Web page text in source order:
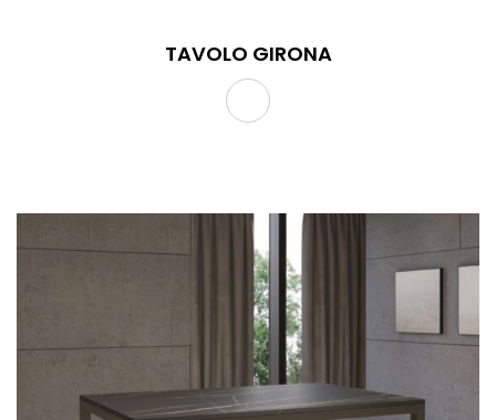
TAVOLO GIRONA